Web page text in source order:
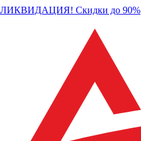
ЛИКВИДАЦИЯ! Скидки до 90%